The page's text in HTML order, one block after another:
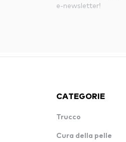
e-newsletter!
CATEGORIE
Trucco
Cura della pelle